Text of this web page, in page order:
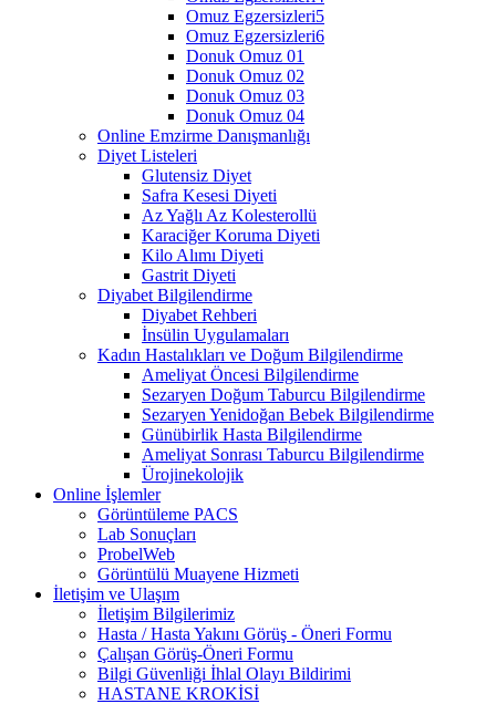
Omuz Egzersizleri5
Omuz Egzersizleri6
Donuk Omuz 01
Donuk Omuz 02
Donuk Omuz 03
Donuk Omuz 04
Online Emzirme Danışmanlığı
Diyet Listeleri
Glutensiz Diyet
Safra Kesesi Diyeti
Az Yağlı Az Kolesterollü
Karaciğer Koruma Diyeti
Kilo Alımı Diyeti
Gastrit Diyeti
Diyabet Bilgilendirme
Diyabet Rehberi
İnsülin Uygulamaları
Kadın Hastalıkları ve Doğum Bilgilendirme
Ameliyat Öncesi Bilgilendirme
Sezaryen Doğum Taburcu Bilgilendirme
Sezaryen Yenidoğan Bebek Bilgilendirme
Günübirlik Hasta Bilgilendirme
Ameliyat Sonrası Taburcu Bilgilendirme
Ürojinekolojik
Online İşlemler
Görüntüleme PACS
Lab Sonuçları
ProbelWeb
Görüntülü Muayene Hizmeti
İletişim ve Ulaşım
İletişim Bilgilerimiz
Hasta / Hasta Yakını Görüş - Öneri Formu
Çalışan Görüş-Öneri Formu
Bilgi Güvenliği İhlal Olayı Bildirimi
HASTANE KROKİSİ